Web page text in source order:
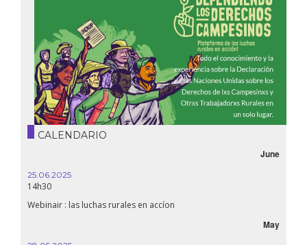
CALENDARIO
June
25.06.2025
14h30
Webinair : las luchas rurales en accíon
May